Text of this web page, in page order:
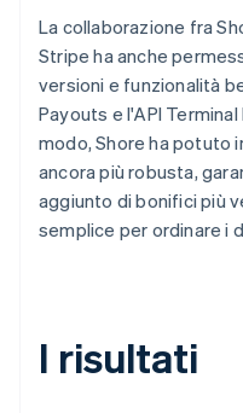
La collaborazione fra
Stripe ha anche
versioni e funzionalità
Payouts e l'API
modo, Shore ha potuto
ancora più robusta,
aggiunto di bonifici più
semplice per ordinare i
I risultati